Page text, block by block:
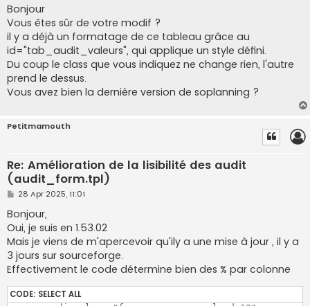
s
t
Bonjour
Vous êtes sûr de votre modif ?
il y a déjà un formatage de ce tableau grâce au
id="tab_audit_valeurs", qui applique un style défini.
Du coup le class que vous indiquez ne change rien, l'autre
prend le dessus.
Vous avez bien la dernière version de soplanning ?
Petitmamouth
Re: Amélioration de la lisibilité des audit
(audit_form.tpl)
P
s
t
28 Apr 2025, 11:01
Bonjour,
Oui, je suis en 1.53.02
Mais je viens de m'apercevoir qu'ily a une mise à jour , il y a
3 jours sur sourceforge.
Effectivement le code détermine bien des % par colonne
CODE: SELECT ALL